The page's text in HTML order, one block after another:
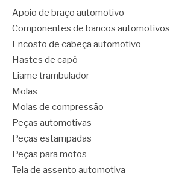
Apoio de braço automotivo
Componentes de bancos automotivos
Encosto de cabeça automotivo
Hastes de capô
Liame trambulador
Molas
Molas de compressão
Peças automotivas
Peças estampadas
Peças para motos
Tela de assento automotiva